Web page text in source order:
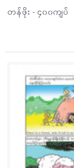
တန်ဖိုး - ၄၀၀ကျပ်